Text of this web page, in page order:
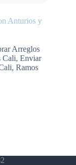
Anturios y
Arreglos
Cali, Enviar
, Ramos